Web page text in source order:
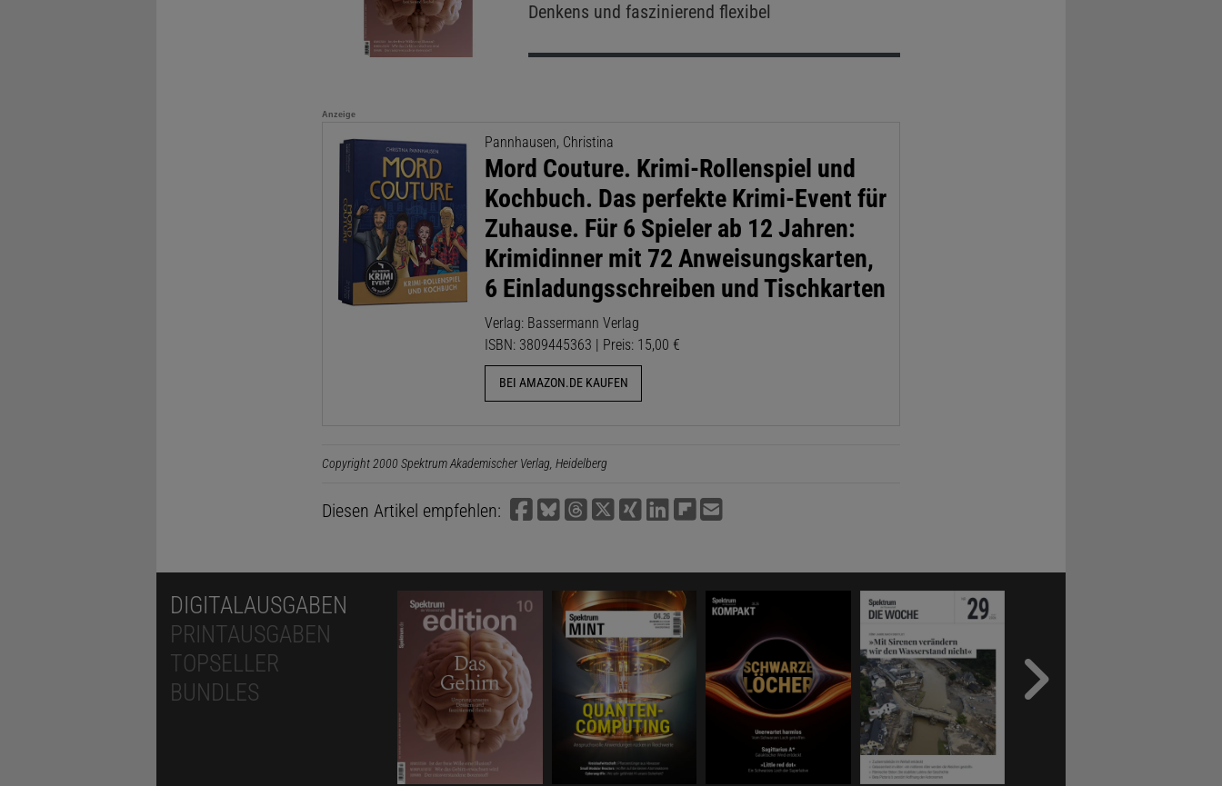
Denkens und faszinierend flexibel
Anzeige
Pannhausen, Christina
Mord Couture. Krimi-Rollenspiel und
Kochbuch. Das perfekte Krimi-Event für
Zuhause. Für 6 Spieler ab 12 Jahren:
Krimidinner mit 72 Anweisungskarten,
6 Einladungsschreiben und Tischkarten
Verlag: Bassermann Verlag
ISBN: 3809445363 | Preis: 15,00 €
BEI AMAZON.DE KAUFEN
Copyright 2000 Spektrum Akademischer Verlag, Heidelberg
Diesen Artikel empfehlen:
DIGITALAUSGABEN
PRINTAUSGABEN
TOPSELLER
BUNDLES